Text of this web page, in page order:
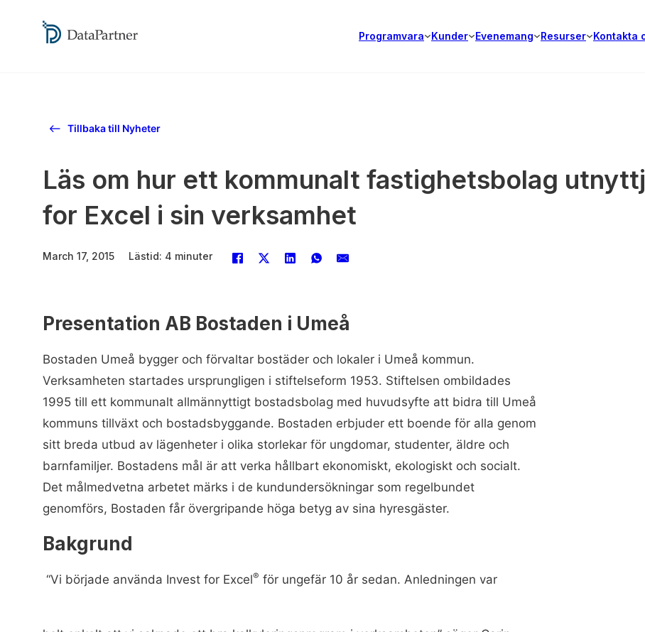
Programvara Kunder Evenemang Resurser Kontakta
Tillbaka till Nyheter
Läs om hur ett kommunalt fastighetsbolag
for Excel i sin verksamhet
March 17, 2015 Lästid: 4 minuter
Presentation AB Bostaden i Umeå
Bostaden Umeå bygger och förvaltar bostäder och lokaler i Umeå kommun.
Verksamheten startades ursprungligen i stiftelseform 1953. Stiftelsen ombildades
1995 till ett kommunalt allmännyttigt bostadsbolag med huvudsyfte att bidra till Umeå
kommuns tillväxt och bostadsbyggande. Bostaden erbjuder ett boende för alla genom
sitt breda utbud av lägenheter i olika storlekar för ungdomar, studenter, äldre och
barnfamiljer. Bostadens mål är att verka hållbart ekonomiskt, ekologiskt och socialt.
Det målmedvetna arbetet märks i de kundundersökningar som regelbundet
genomförs, Bostaden får övergripande höga betyg av sina hyresgäster.
Bakgrund
“Vi började använda Invest for Excel® för ungefär 10 år sedan. Anledningen var